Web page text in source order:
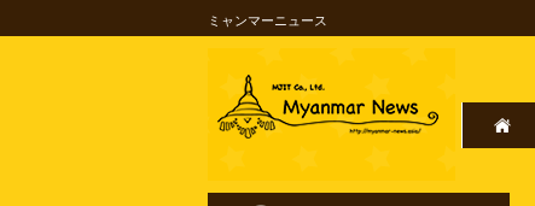
ミャンマーニュース